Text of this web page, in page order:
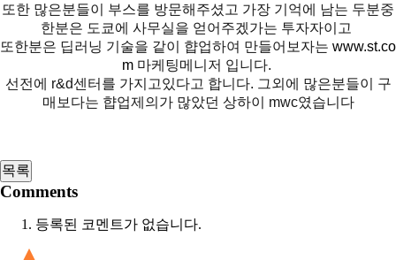
또한 많은분들이 부스를 방문해주셨고 가장 기억에 남는 두분중
한분은 도쿄에 사무실을 얻어주겠가는 투자자이고
또한분은 딥러닝 기술을 같이 햡업하여 만들어보자는 www.st.co
m마케팅메니저 입니다.
선전에 r&d센터를 가지고있다고 합니다. 그외에 많은분들이 구
매보다는 햡업제의가 많았던 상하이 mwc였습니다
Comments
등록된 코멘트가 없습니다.